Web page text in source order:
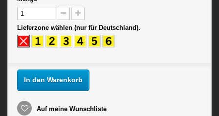
Lieferzone wählen (nur für Deutschland).
In den Warenkorb
Auf meine Wunschliste